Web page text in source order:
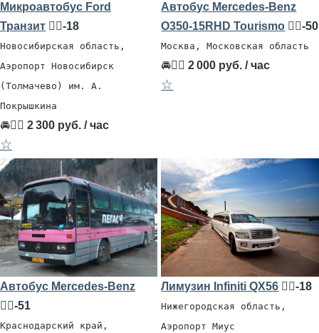
Микроавтобус Ford
Транзит 🧍‍♂️-18
Новосибирская область,
Аэропорт Новосибирск
(Толмачево) им. А.
Покрышкина
🚘👨‍✈ 2 300 руб. / час
☆
Автобус Mercedes-Benz
O350-15RHD Tourismo 🧍‍♂️-50
Москва, Московская область
🚘👨‍✈2 000 руб. / час
☆
Автобус Mercedes-Benz
🧍‍♂️-51
Краснодарский край,
Лимузин Infiniti QX56 🧍‍♂️-18
Нижегородская область,
Аэропорт Миус